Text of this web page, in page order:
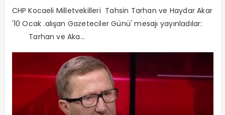
CHP Kocaeli Milletvekilleri Tahsin Tarhan ve Haydar Akar
'10 Ocak .alışan Gazeteciler Günü' mesajı yayınladılar:
Tarhan ve Aka...